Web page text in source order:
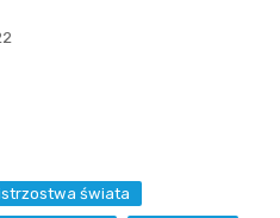
świata